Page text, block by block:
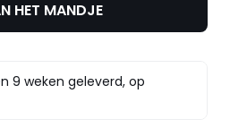
HET MANDJE
9 weken geleverd, op